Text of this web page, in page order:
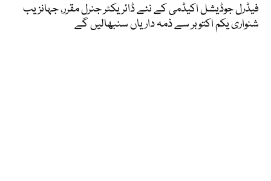
فیڈرل جوڈیشل اکیڈمی کے نئے ڈائریکٹر جنرل مقرر، جہانزیب
شنواری یکم اکتوبر سے ذمہ داریاں سنبھالیں گے